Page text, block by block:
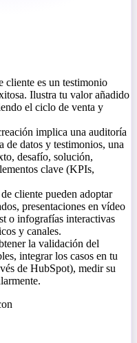
cliente es un testimonio
Ilustra tu valor añadido
el ciclo de venta y
implica una auditoría
de datos y testimonios, una
desafío, solución,
clave (KPIs,
cliente pueden adoptar
presentaciones en vídeo
o infografías interactivas
y canales.
la validación del
integrar los casos en tu
de HubSpot), medir su